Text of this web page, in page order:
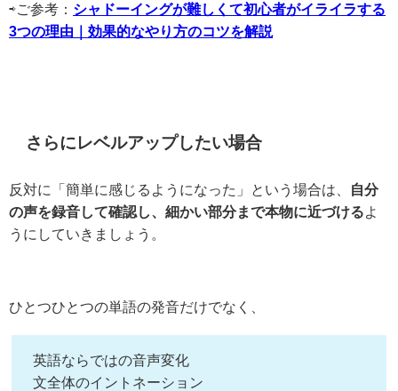
⇨ご参考： シャドーイングが難しくて初心者がイライラする
3つの理由｜効果的なやり方のコツを解説
さらにレベルアップしたい場合
反対に「簡単に感じるようになった」という場合は、
自分
の声を録音して確認し、細かい部分まで本物に近づけるよ
うにしていきましょう。
ひとつひとつの単語の発音だけでなく、
英語ならではの音声変化
文全体のイントネーション